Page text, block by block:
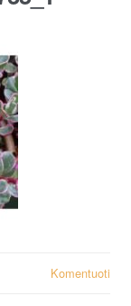
Komentuoti